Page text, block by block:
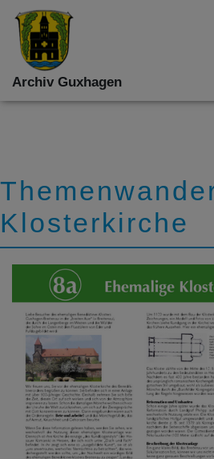
Archiv Guxhagen
Klosterkirche